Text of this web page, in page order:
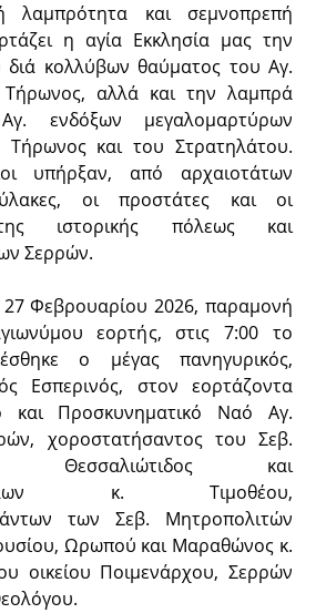
λαμπρότητα και σεμνοπρεπή
η αγία Εκκλησία μας την
διά κολλύβων θαύματος του Αγ.
αλλά και την λαμπρά
ενδόξων μεγαλομαρτύρων
και του Στρατηλάτου.
υπήρξαν, από αρχαιοτάτων
οι προστάτες και οι
ιστορικής πόλεως και
Σερρών.
Φεβρουαρίου 2026, παραμονή
εορτής, στις 7:00 το
ο μέγας πανηγυρικός,
Εσπερινός, στον εορτάζοντα
και Προσκυνηματικό Ναό Αγ.
χοροστατήσαντος του Σεβ.
Θεσσαλιώτιδος και
κ. Τιμοθέου,
των Σεβ. Μητροπολιτών
Ωρωπού και Μαραθώνος κ.
οικείου Ποιμενάρχου, Σερρών